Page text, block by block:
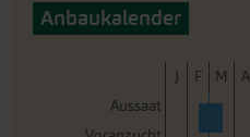
Anbaukalender
J F M A
Aussaat